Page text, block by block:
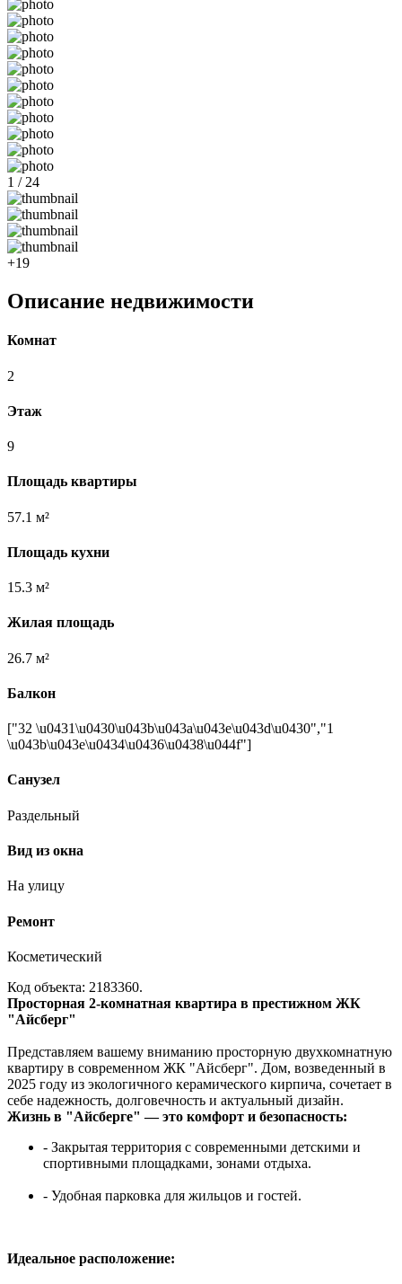
1 / 24
+19
Описание недвижимости
Комнат
2
Этаж
9
Площадь квартиры
57.1 м²
Площадь кухни
15.3 м²
Жилая площадь
26.7 м²
Балкон
["32 \u0431\u0430\u043b\u043a\u043e\u043d\u0430","1
\u043b\u043e\u0434\u0436\u0438\u044f"]
Санузел
Раздельный
Вид из окна
На улицу
Ремонт
Косметический
Код объекта: 2183360.
Просторная 2-комнатная квартира в престижном ЖК
"Айсберг"
Представляем вашему вниманию просторную двухкомнатную
квартиру в современном ЖК "Айсберг". Дом, возведенный в
2025 году из экологичного керамического кирпича, сочетает в
себе надежность, долговечность и актуальный дизайн.
Жизнь в "Айсберге" — это комфорт и безопасность:
- Закрытая территория с современными детскими и
спортивными площадками, зонами отдыха.
- Удобная парковка для жильцов и гостей.
Идеальное расположение: